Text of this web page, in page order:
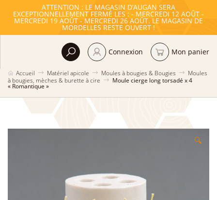
ATTENTION : LE MAGASIN D’AUGAN SERA
EXCEPTIONNELLEMENT FERMÉ LES : - MERCREDI 12 AOÛT -
MERCREDI 19 AOÛT - MERCREDI 26 AOÛT. LE MAGASIN DE
MORDELLES RESTE OUVERT !
Accueil Matériel apicole Moules à bougies & Bougies
Moules
à bougies, mèches & burette à cire
Moule cierge long torsadé x 4
« Romantique »
Connexion Mon panier
🔍